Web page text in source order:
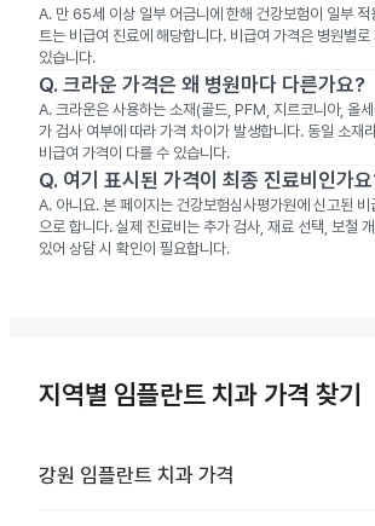
A. 만 65세 이상 일부 어금니에 한해 건강보험이 일부 적
트는 비급여 진료에 해당합니다. 비급여 가격은 병원별
있습니다.
Q. 크라운 가격은 왜 병원마다 다른가요?
A. 크라운은 사용하는 소재(골드, PFM, 지르코니아, 올
가 검사 여부에 따라 가격 차이가 발생합니다. 동일 소재
비급여 가격이 다를 수 있습니다.
Q. 여기 표시된 가격이 최종 진료비인가
A. 아니요. 본 페이지는 건강보험심사평가원에 신고된
으로 합니다. 실제 진료비는 추가 검사, 재료 선택, 보철
있어 상담 시 확인이 필요합니다.
지역별 임플란트 치과 가격 찾기
강원 임플란트 치과 가격